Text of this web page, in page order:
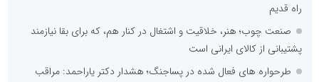
راه قدیم
صنعت چوب؛ هنر، خلاقیت و اشتغال در کنار هم، که برای بقا نیازمند
پشتیبانی از کالای ایرانی است
طرحواره های فعال شده در پساجنگ؛ هشدار دکتر یاراحمد: مراقب